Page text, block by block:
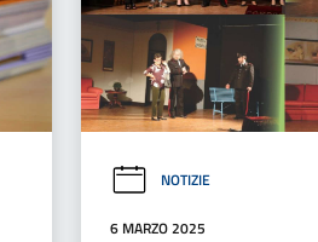
NOTIZIE
6 MARZO 2025